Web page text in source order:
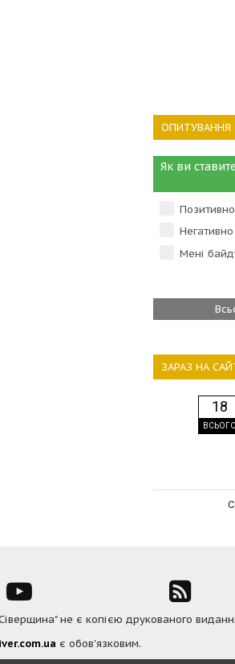
ОПИТУВАННЯ
Як ви
Позитивно
Негативно
Мені
ЗАРАЗ НА
18
ВСЬОГО
не є копією друкованого
є обов'язковим.